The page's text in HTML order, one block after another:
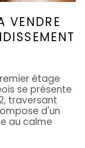
VENDRE
étage
se présente
traversant
d'un
au calme